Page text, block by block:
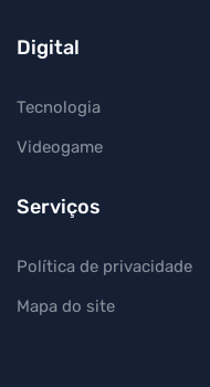
Digital
Tecnologia
Videogame
Serviços
Política de privacidade
Mapa do site